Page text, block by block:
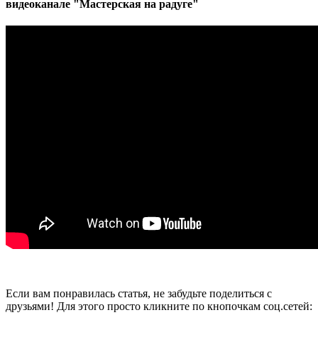
видеоканале "Мастерская на радуге"
Если вам понравилась статья, не забудьте поделиться с
друзьями! Для этого просто кликните по кнопочкам соц.сетей: